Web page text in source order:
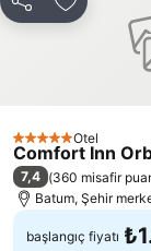
Paylaş
5 Yıldız Otel
Comfort Inn
7,4 (360 misafir
Batum, Şehir
başlangıç fiyatı